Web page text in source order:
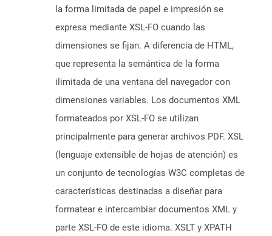
la forma limitada de papel e impresión se
expresa mediante XSL-FO cuando las
dimensiones se fijan. A diferencia de HTML,
que representa la semántica de la forma
ilimitada de una ventana del navegador con
dimensiones variables. Los documentos XML
formateados por XSL-FO se utilizan
principalmente para generar archivos PDF. XSL
(lenguaje extensible de hojas de atención) es
un conjunto de tecnologías W3C completas de
características destinadas a diseñar para
formatear e intercambiar documentos XML y
parte XSL-FO de este idioma. XSLT y XPATH